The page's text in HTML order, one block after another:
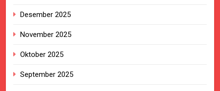
Desember 2025
November 2025
Oktober 2025
September 2025